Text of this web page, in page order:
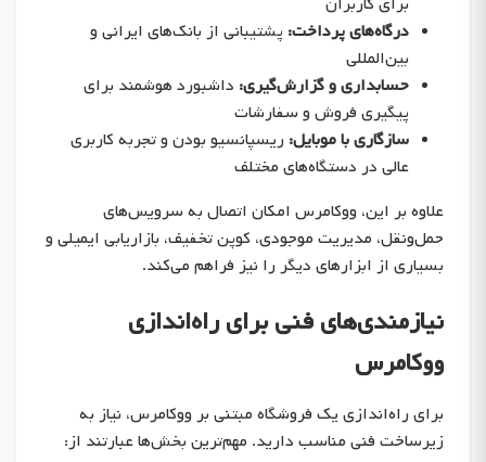
درگاه‌های پرداخت: پشتیبانی از بانک‌های ایرانی و
بین‌المللی
حسابداری و گزارش‌گیری: داشبورد هوشمند برای
پیگیری فروش و سفارشات
سازگاری با موبایل: ریسپانسیو بودن و تجربه کاربری
عالی در دستگاه‌های مختلف
علاوه بر این، ووکامرس امکان اتصال به سرویس‌های
حمل‌ونقل، مدیریت موجودی، کوپن تخفیف، بازاریابی ایمیلی و
بسیاری از ابزارهای دیگر را نیز فراهم می‌کند.
نیازمندی‌های فنی برای راه‌اندازی
ووکامرس
برای راه‌اندازی یک فروشگاه مبتنی بر ووکامرس، نیاز به
زیرساخت فنی مناسب دارید. مهم‌ترین بخش‌ها عبارتند از: